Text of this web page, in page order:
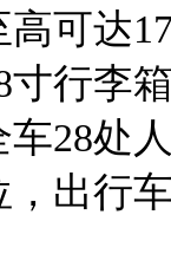
可达
寸行李
28处
出行